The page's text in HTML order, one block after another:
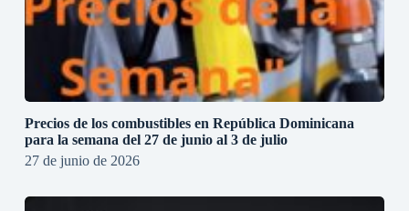
Precios de los combustibles en República Dominicana
para la semana del 27 de junio al 3 de julio
27 de junio de 2026